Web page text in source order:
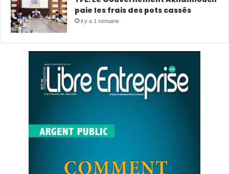
paie les frais des pots cassés
il y a 1 semaine